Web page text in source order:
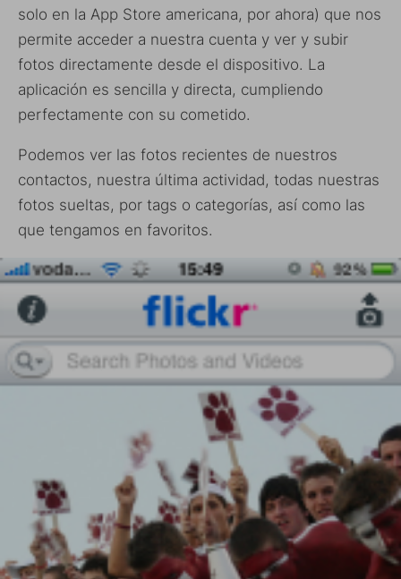
solo en la App Store americana, por ahora) que nos
permite acceder a nuestra cuenta y ver y subir
fotos directamente desde el dispositivo. La
aplicación es sencilla y directa, cumpliendo
perfectamente con su cometido.
Podemos ver las fotos recientes de nuestros
contactos, nuestra última actividad, todas nuestras
fotos sueltas, por tags o categorías, así como las
que tengamos en favoritos.